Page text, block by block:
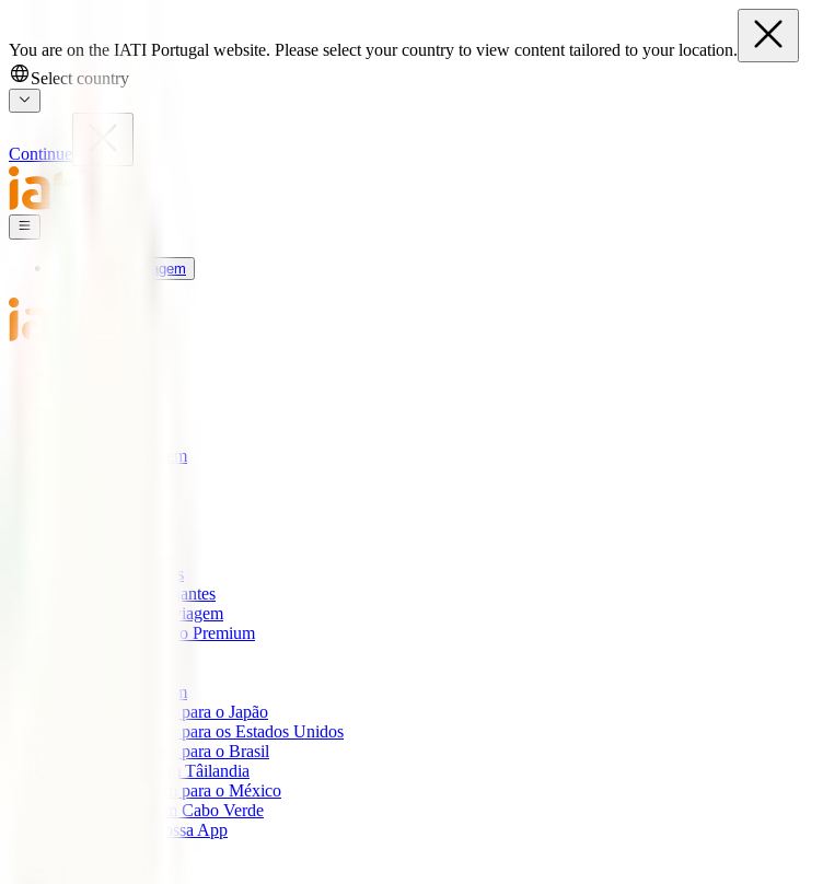
You are on the IATI Portugal website. Please select your country to view content tailored to your location.
Select country
Continue
Seguros de Viagem
Seguros de Viagem
IATI Escapadinhas
IATI Grandes Viajantes
IATI Anual Multiviagem
IATI Cancelamento Premium
Seguros de Viagem
Seguro de viagem para o Japão
Seguro de viagem para os Estados Unidos
Seguro de viagem para o Brasil
Seguro de Viagem Tâilandia
Seguro de viagem para o México
Seguro de viagem Cabo Verde
Descarregue a nossa App